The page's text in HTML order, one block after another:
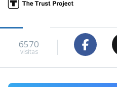
6570
visitas